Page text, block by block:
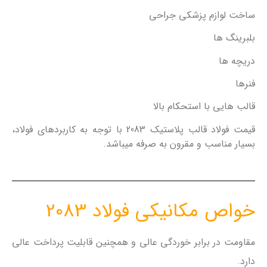
ساخت لوازم پزشکی جراحی
بلبرینگ ها
دریچه ها
فنرها
قالب هایی با استحکام بالا
قیمت فولاد قالب پلاستیک 2083 با توجه به کاربردهای فولاد،
بسیار مناسب و مقرون به صرفه میباشد.
خواص مکانیکی فولاد 2083
مقاومت در برابر خوردگی عالی و همچنین قابلیت پرداخت عالی
دارد.